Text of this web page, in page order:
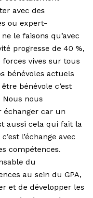
avec des
ou expert-
le faisons qu’avec
progresse de 40 %,
forces vives sur tous
bénévoles actuels
bénévole c’est
nous
échanger car un
aussi cela qui fait la
l’échange avec
compétences.
du
au sein du GPA,
et de développer les